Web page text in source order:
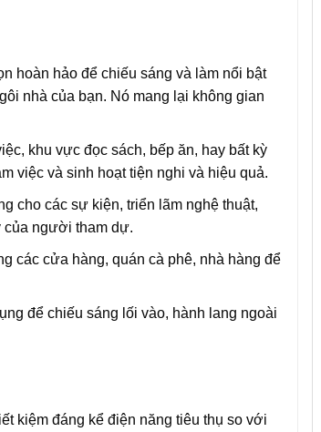
hoàn hảo để chiếu sáng và làm nổi bật
nhà của bạn. Nó mang lại không gian
khu vực đọc sách, bếp ăn, hay bất kỳ
việc và sinh hoạt tiện nghi và hiệu quả.
cho các sự kiện, triển lãm nghệ thuật,
của người tham dự.
các cửa hàng, quán cà phê, nhà hàng để
để chiếu sáng lối vào, hành lang ngoài
kiệm đáng kể điện năng tiêu thụ so với